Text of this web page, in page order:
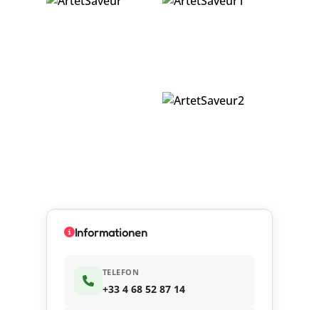
Informationen
TELEFON
+33 4 68 52 87 14